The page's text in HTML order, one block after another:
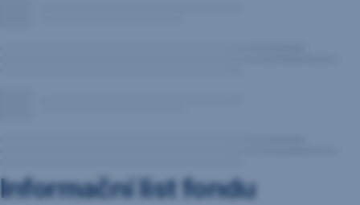
Informační list fondu